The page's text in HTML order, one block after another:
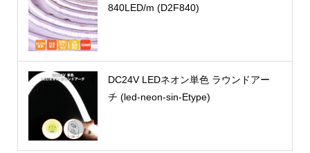
840LED/m (D2F840)
DC24V LEDネオン単色 ラウンドアー
チ (led-neon-sin-Etype)